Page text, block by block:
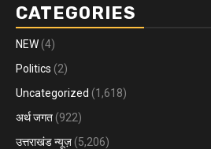
CATEGORIES
NEW (4)
Politics (2)
Uncategorized (1,618)
अर्थ जगत (922)
उत्तराखंड न्यूज़ (5,206)